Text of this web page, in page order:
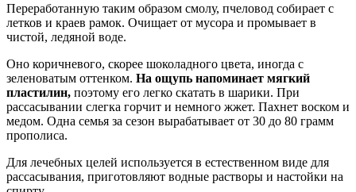
Переработанную таким образом смолу, пчеловод собирает с
летков и краев рамок. Очищает от мусора и промывает в
чистой, ледяной воде.
Оно коричневого, скорее шоколадного цвета, иногда с
зеленоватым оттенком. На ощупь напоминает мягкий
пластилин, поэтому его легко скатать в шарики. При
рассасывании слегка горчит и немного жжет. Пахнет воском и
медом. Одна семья за сезон вырабатывает от 30 до 80 грамм
прополиса.
Для лечебных целей используется в естественном виде для
рассасывания, приготовляют водные растворы и настойки на